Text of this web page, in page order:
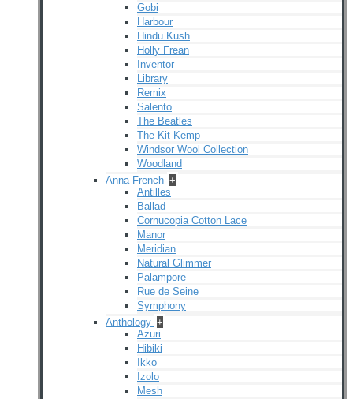
Gobi
Harbour
Hindu Kush
Holly Frean
Inventor
Library
Remix
Salento
The Beatles
The Kit Kemp
Windsor Wool Collection
Woodland
Anna French +
Antilles
Ballad
Cornucopia Cotton Lace
Manor
Meridian
Natural Glimmer
Palampore
Rue de Seine
Symphony
Anthology +
Azuri
Hibiki
Ikko
Izolo
Mesh